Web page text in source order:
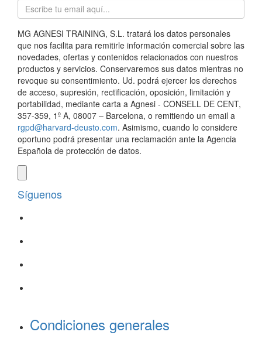
MG AGNESI TRAINING, S.L. tratará los datos personales
que nos facilita para remitirle información comercial sobre las
novedades, ofertas y contenidos relacionados con nuestros
productos y servicios. Conservaremos sus datos mientras no
revoque su consentimiento. Ud. podrá ejercer los derechos
de acceso, supresión, rectificación, oposición, limitación y
portabilidad, mediante carta a Agnesi - CONSELL DE CENT,
357-359, 1º A, 08007 – Barcelona, o remitiendo un email a
rgpd@harvard-deusto.com. Asimismo, cuando lo considere
oportuno podrá presentar una reclamación ante la Agencia
Española de protección de datos.
Síguenos
Condiciones generales